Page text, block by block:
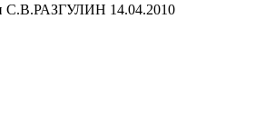
С.В.РАЗГУЛИН 14.04.2010